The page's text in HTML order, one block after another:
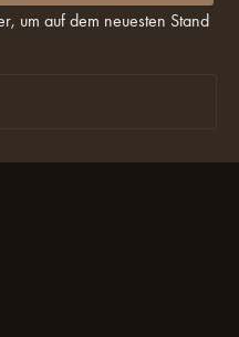
um auf dem neuesten Stand